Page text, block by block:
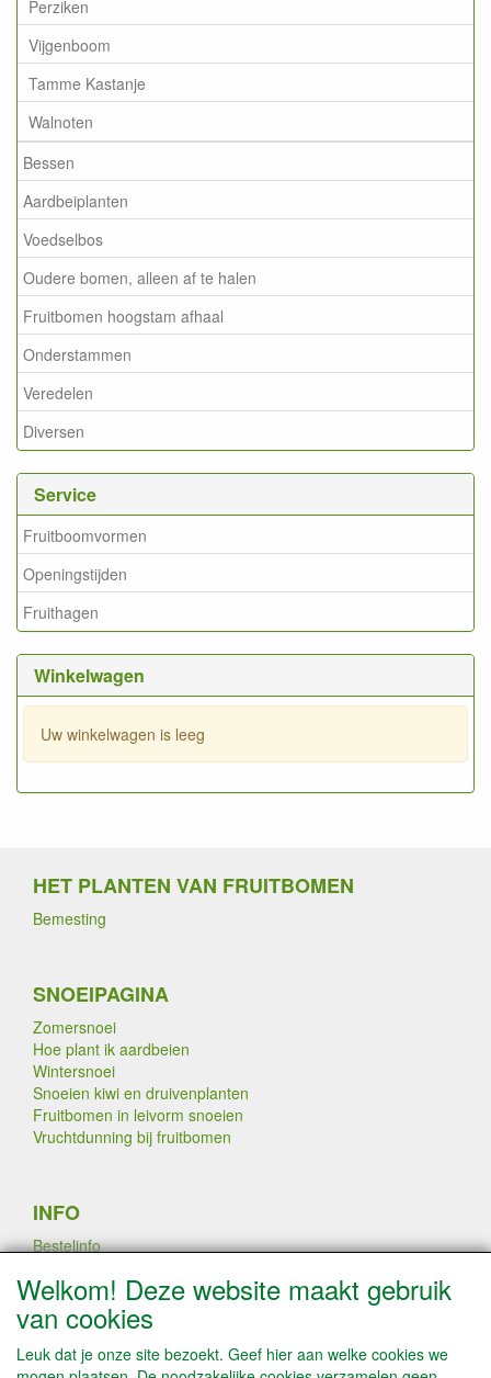
Perziken
Vijgenboom
Tamme Kastanje
Walnoten
Bessen
Aardbeiplanten
Voedselbos
Oudere bomen, alleen af te halen
Fruitbomen hoogstam afhaal
Onderstammen
Veredelen
Diversen
Service
Fruitboomvormen
Openingstijden
Fruithagen
Winkelwagen
Uw winkelwagen is leeg
HET PLANTEN VAN FRUITBOMEN
Bemesting
SNOEIPAGINA
Zomersnoei
Hoe plant ik aardbeien
Wintersnoei
Snoeien kiwi en druivenplanten
Fruitbomen in leivorm snoeien
Vruchtdunning bij fruitbomen
INFO
Bestelinfo
Betaalmogelijkheden
Contact / Disclaimer
Algemene leveringsvoorwaarden & Privacyverklaring
Welkom! Deze website maakt gebruik
van cookies
Leuk dat je onze site bezoekt. Geef hier aan welke cookies we